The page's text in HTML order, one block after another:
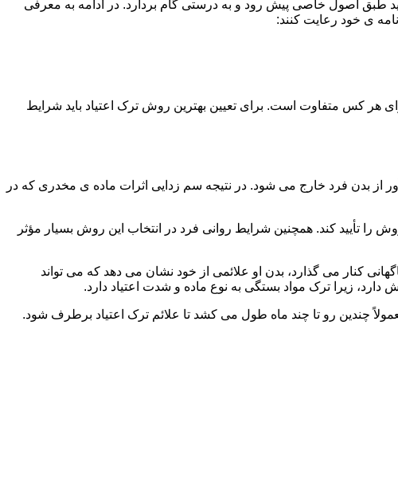
طبق اصول خاصی پیش رود و به درستی گام بردارد. در ادامه به معرفی
ی خود رعایت کنند:
هر کس متفاوت است. برای تعیین بهترین روش ترک اعتیاد باید شرایط
از بدن فرد خارج می شود. در نتیجه سم زدایی اثرات ماده ی مخدری که در
را تأیید کند. همچنین شرایط روانی فرد در انتخاب این روش بسیار مؤثر
کنار می گذارد، بدن او علائمی از خود نشان می دهد که می تواند
زیرا ترک مواد بستگی به نوع ماده و شدت اعتیاد دارد.
چندین رو تا چند ماه طول می کشد تا علائم ترک اعتیاد برطرف شود.